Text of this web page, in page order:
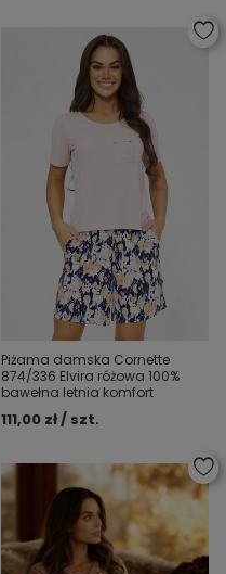
Piżama damska Cornette
874/336 Elvira różowa 100%
bawełna letnia komfort
111,00 zł / szt.